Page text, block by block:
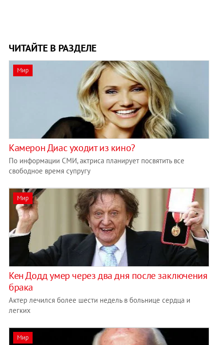
ЧИТАЙТЕ В РАЗДЕЛЕ
Мир
Камерон Диас уходит из кино?
По информации СМИ, актриса планирует посвятить все
свободное время супругу
Мир
Кен Додд умер через два дня после заключения
брака
Актер лечился более шести недель в больнице сердца и
легких
Мир